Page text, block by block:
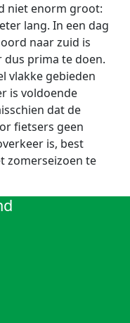
niet enorm groot:
lang. In een dag
naar zuid is
prima te doen.
vlakke gebieden
is voldoende
dat de
fietsers geen
is, best
zomerseizoen te